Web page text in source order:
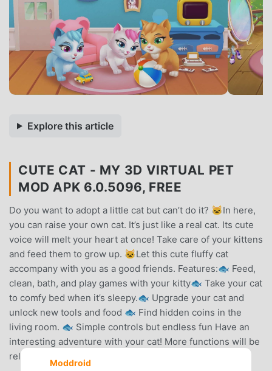
Explore this article
CUTE CAT - MY 3D VIRTUAL PET
MOD APK 6.0.5096, FREE
Do you want to adopt a little cat but can’t do it? 🐱In here,
you can raise your own cat. It’s just like a real cat. Its cute
voice will melt your heart at once! Take care of your kittens
and feed them to grow up. 🐱Let this cute fluffy cat
accompany with you as a good friends. Features:🐟 Feed,
clean, bath, and play games with your kitty🐟 Take your cat
to comfy bed when it’s sleepy.🐟 Upgrade your cat and
unlock new tools and food 🐟 Find hidden coins in the
living room. 🐟 Simple controls but endless fun Have an
interesting adventure with your cat! More functions will be
released soon. Please stay with us!
Moddroid